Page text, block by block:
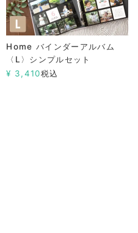
Home バインダーアルバム
〈L〉シンプルセット
¥ 3,410税込